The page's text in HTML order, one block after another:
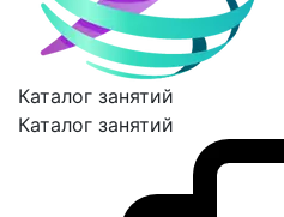
Каталог занятий
Каталог занятий